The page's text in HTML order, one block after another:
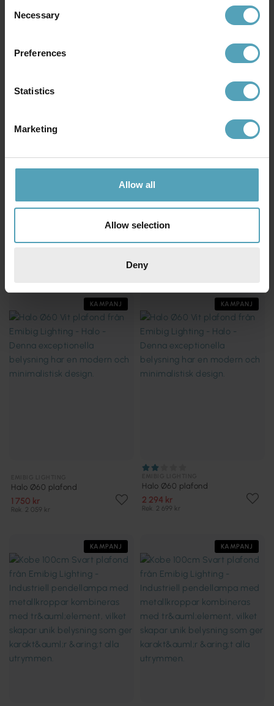
Selection
Necessary
Preferences
Statistics
Marketing
Allow all
Allow selection
Deny
Halo Ø60 plafond
KAMPANJ
Halo Ø60 plafond
Rek. 2 699 kr
KAMPANJ
Halo Ø60 plafond
1 750 kr
Rek. 2 059 kr
KAMPANJ
Halo Ø60 plafond
2 294 kr
Rek. 2 699 kr
KAMPANJ KAMPANJ